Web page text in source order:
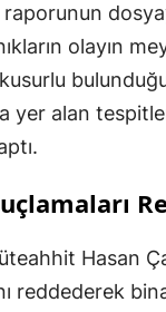
olayın
yer alan
Hasan
reddederek